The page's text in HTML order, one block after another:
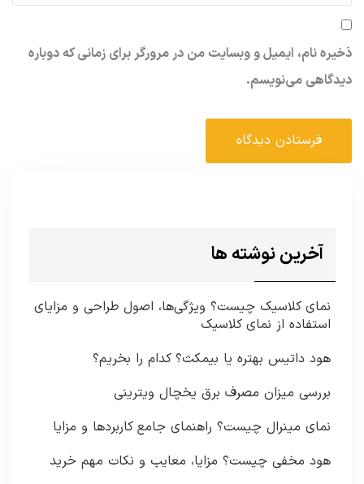
ذخیره نام، ایمیل و وبسایت من در مرورگر برای زمانی که دوباره
دیدگاهی می‌نویسم.
آخرین نوشته ها
نمای کلاسیک چیست؟ ویژگی‌ها، اصول طراحی و مزایای
استفاده از نمای کلاسیک
هود داتیس بهتره یا بیمکث؟ کدام را بخریم؟
بررسی میزان مصرف برق یخچال ویترینی
نمای مینرال چیست؟ راهنمای جامع کاربردها و مزایا
هود مخفی چیست؟ مزایا، معایب و نکات مهم خرید